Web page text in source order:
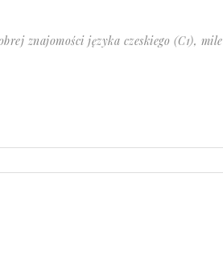
znajomości języka czeskiego (C1), mile